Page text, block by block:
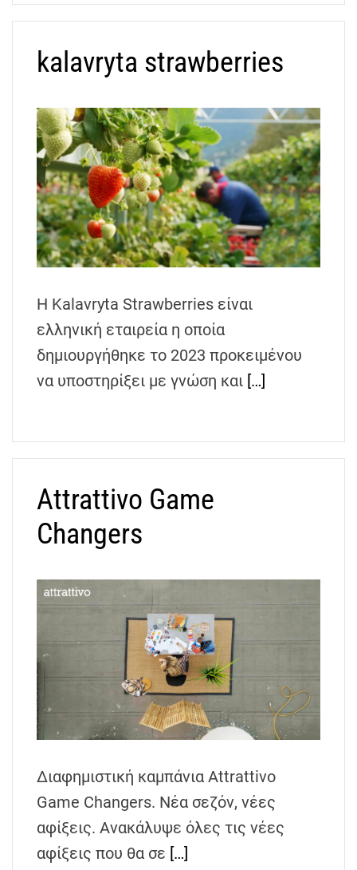
kalavryta strawberries
Η Kalavryta Strawberries είναι
ελληνική εταιρεία η οποία
δημιουργήθηκε το 2023 προκειμένου
να υποστηρίξει με γνώση και […]
Attrattivo Game
Changers
Διαφημιστική καμπάνια Attrattivo
Game Changers. Νέα σεζόν, νέες
αφίξεις. Ανακάλυψε όλες τις νέες
αφίξεις που θα σε […]